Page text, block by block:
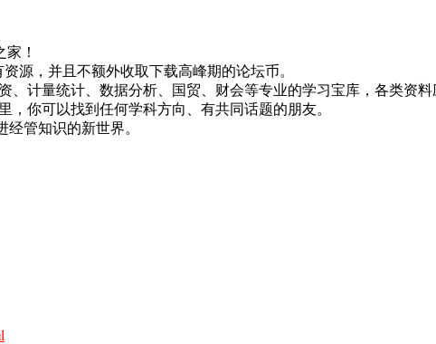
！
源，并且不额外收取下载高峰期的论坛币。
、计量统计、数据分析、国贸、财会等专业的学习宝库，各类资
你可以找到任何学科方向、有共同话题的朋友。
管知识的新世界。